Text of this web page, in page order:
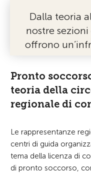
Dalla teoria
nostre
offrono
Pronto
teoria della
regionale di
Le rappresentanze
centri di guida
tema della licenza di
di pronto soccorso,